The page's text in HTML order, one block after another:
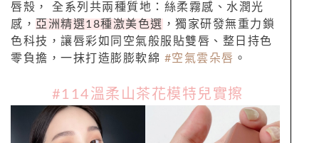
唇殼， 全系列共兩種質地：絲柔霧感、水潤光
感， 亞洲精選18種激美色選 ，獨家研發無重力鎖
色科技，讓唇彩如同空氣般服貼雙唇、整日持色
零負擔，一抹打造膨膨軟綿 #空氣雲朵唇 。
#114 溫柔山茶花模特兒實擦